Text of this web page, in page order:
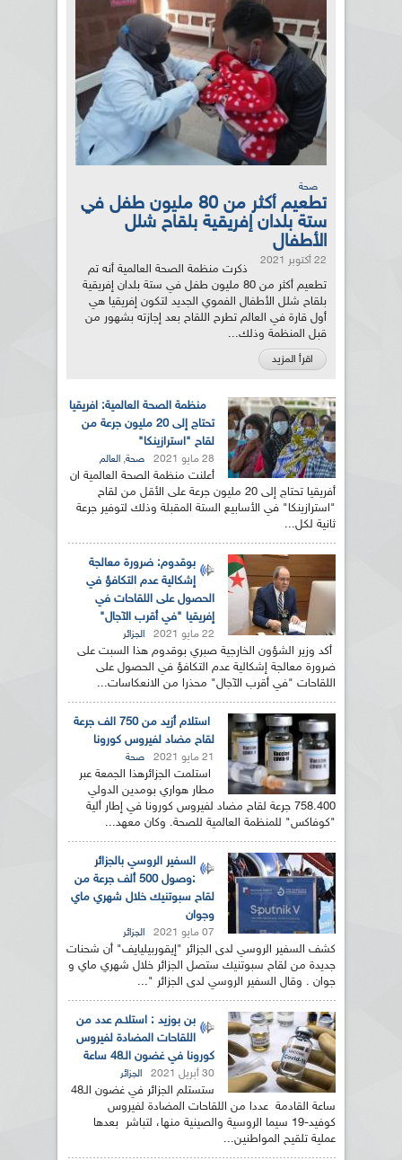
صحة
تطعيم أكثر من 80 مليون طفل في
ستة بلدان إفريقية بلقاح شلل
الأطفال
22 أكتوبر 2021
ذكرت منظمة الصحة العالمية أنه تم
تطعيم أكثر من 80 مليون طفل في ستة بلدان إفريقية
بلقاح شلل الأطفال الفموي الجديد لتكون إفريقيا هي
أول قارة في العالم تطرح اللقاح بعد إجازته بشهور من
قبل المنظمة وذلك...
اقرأ المزيد
منظمة الصحة العالمية: افريقيا
تحتاج إلى 20 مليون جرعة من
لقاح "استرازينكا"
28 مايو 2021 صحة, العالم
أعلنت منظمة الصحة العالمية ان
أفريقيا تحتاج إلى 20 مليون جرعة على الأقل من لقاح
"استرازينكا" في الأسابيع الستة المقبلة وذلك لتوفير جرعة
ثانية لكل...
بوقدوم: ضرورة معالجة
إشكالية عدم التكافؤ في
الحصول على اللقاحات في
إفريقيا "في أقرب الآجال"
22 مايو 2021 الجزائر
أكد وزير الشؤون الخارجية صبري بوقدوم هذا السبت على
ضرورة معالجة إشكالية عدم التكافؤ في الحصول على
اللقاحات "في أقرب الآجال" محذرا من الانعكاسات...
استلام أزيد من 750 الف جرعة
لقاح مضاد لفيروس كورونا
21 مايو 2021 صحة
استلمت الجزائرهذا الجمعة عبر
مطار هواري بومدين الدولي
758.400 جرعة لقاح مضاد لفيروس كورونا في إطار ألية
"كوفاكس" للمنظمة العالمية للصحة. وكان معهد...
السفير الروسي بالجزائر
:وصول 500 ألف جرعة من
لقاح سبوتنيك خلال شهري ماي
وجوان
07 مايو 2021 الجزائر
كشف السفير الروسي لدى الجزائر "إيقوربيليايف" أن شحنات
جديدة من لقاح سبوتنيك ستصل الجزائر خلال شهري ماي و
جوان . وقال السفير الروسي لدى الجزائر "...
بن بوزيد : استلاـم عدد من
اللقاحات المضادة لفيروس
كورونا في غضون الـ48 ساعة
30 أبريل 2021 الجزائر
ستستلم الجزائر في غضون الـ48
ساعة القادمة عددا من اللقاحات المضادة لفيروس
كوفيد-19 سيما الروسية والصينية منها، لتباشر بعدها
عملية تلقيح المواطنين...